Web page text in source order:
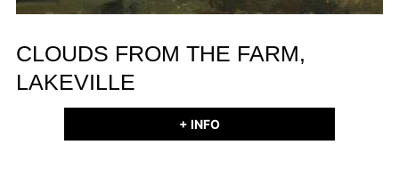
CLOUDS FROM THE FARM,
LAKEVILLE
+ INFO